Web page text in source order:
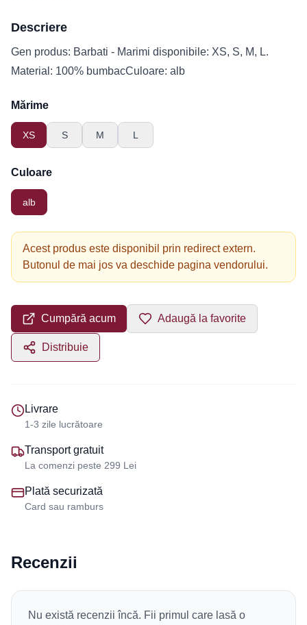
Descriere
Gen produs: Barbati - Marimi disponibile: XS, S, M, L.
Material: 100% bumbacCuloare: alb
Mărime
XS S M L
Culoare
alb
Acest produs este disponibil prin redirect extern.
Butonul de mai jos va deschide pagina vendorului.
Cumpără acum Adaugă la favorite
Distribuie
Livrare
1-3 zile lucrătoare
Transport gratuit
La comenzi peste 299 Lei
Plată securizată
Card sau ramburs
Recenzii
Nu există recenzii încă. Fii primul care lasă o